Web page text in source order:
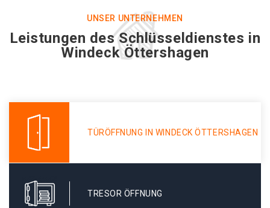
UNSER UNTERNEHMEN
Leistungen des Schlüsseldienstes in
Windeck Öttershagen
TÜRÖFFNUNG IN WINDECK ÖTTERSHAGEN
TRESOR ÖFFNUNG